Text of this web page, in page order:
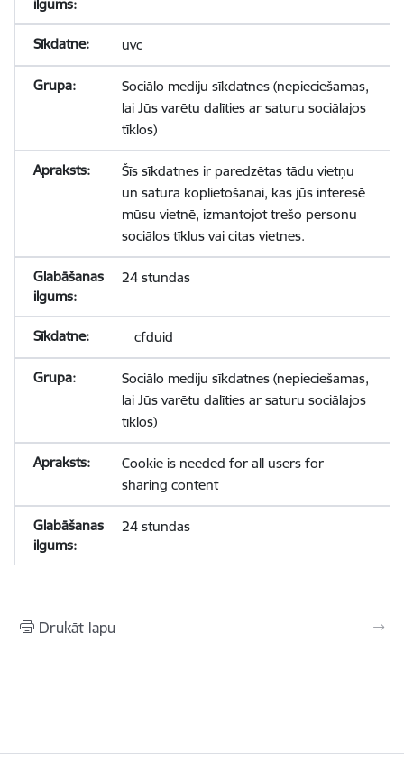
uvc
Sociālo mediju sīkdatnes (nepieciešamas,
lai Jūs varētu dalīties ar saturu sociālajos
tīklos)
Šīs sīkdatnes ir paredzētas tādu vietņu
un satura koplietošanai, kas jūs interesē
mūsu vietnē, izmantojot trešo personu
sociālos tīklus vai citas vietnes.
24 stundas
__cfduid
Sociālo mediju sīkdatnes (nepieciešamas,
lai Jūs varētu dalīties ar saturu sociālajos
tīklos)
Cookie is needed for all users for
sharing content
24 stundas
Drukāt lapu